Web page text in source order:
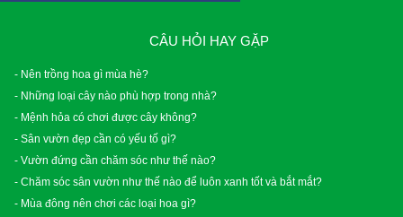
CÂU HỎI HAY GẶP
- Nên trồng hoa gì mùa hè?
- Những loại cây nào phù hợp trong nhà?
- Mệnh hỏa có chơi được cây không?
- Sân vườn đẹp cần có yếu tố gì?
- Vườn đứng cần chăm sóc như thế nào?
- Chăm sóc sân vườn như thế nào để luôn xanh tốt và bắt mắt?
- Mùa đông nên chơi các loại hoa gì?